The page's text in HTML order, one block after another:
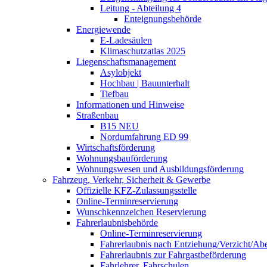
Leitung - Abteilung 4
Enteignungsbehörde
Energiewende
E-Ladesäulen
Klimaschutzatlas 2025
Liegenschaftsmanagement
Asylobjekt
Hochbau | Bauunterhalt
Tiefbau
Informationen und Hinweise
Straßenbau
B15 NEU
Nordumfahrung ED 99
Wirtschaftsförderung
Wohnungsbauförderung
Wohnungswesen und Ausbildungsförderung
Fahrzeug, Verkehr, Sicherheit & Gewerbe
Offizielle KFZ-Zulassungsstelle
Online-Terminreservierung
Wunschkennzeichen Reservierung
Fahrerlaubnisbehörde
Online-Terminreservierung
Fahrerlaubnis nach Entziehung/Verzicht/
Fahrerlaubnis zur Fahrgastbeförderung